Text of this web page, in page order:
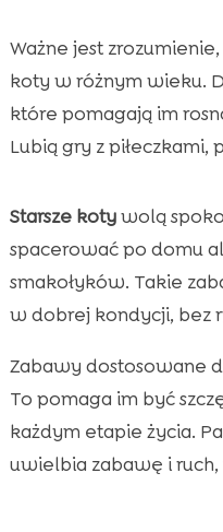
Ważne jest
koty w różnym wieku.
które pomagają im
Lubią gry z piłeczkami,
Starsze kotywolą
spacerować po domu
smakołyków. Takie
w dobrej kondycji, bez
Zabawy dostosowane
To pomaga im być
każdym etapie życia.
uwielbia zabawę i